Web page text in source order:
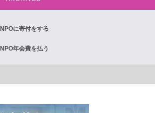
NPOに寄付をする
NPO年会費を払う